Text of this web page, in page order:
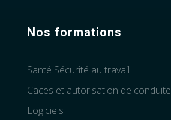
Nos formations
Santé Sécurité au travail
Caces et autorisation de conduite
Logiciels